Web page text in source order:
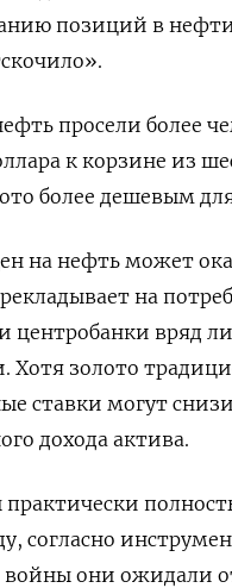
позиций ‌в
просели более
к ‌корзине из
более дешевым
на нефть может
на
центробанки вряд
Хотя золото
​ставки могут
дохода ‌актива.
согласно
они ожидали